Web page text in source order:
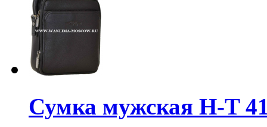
Сумка мужская H-T